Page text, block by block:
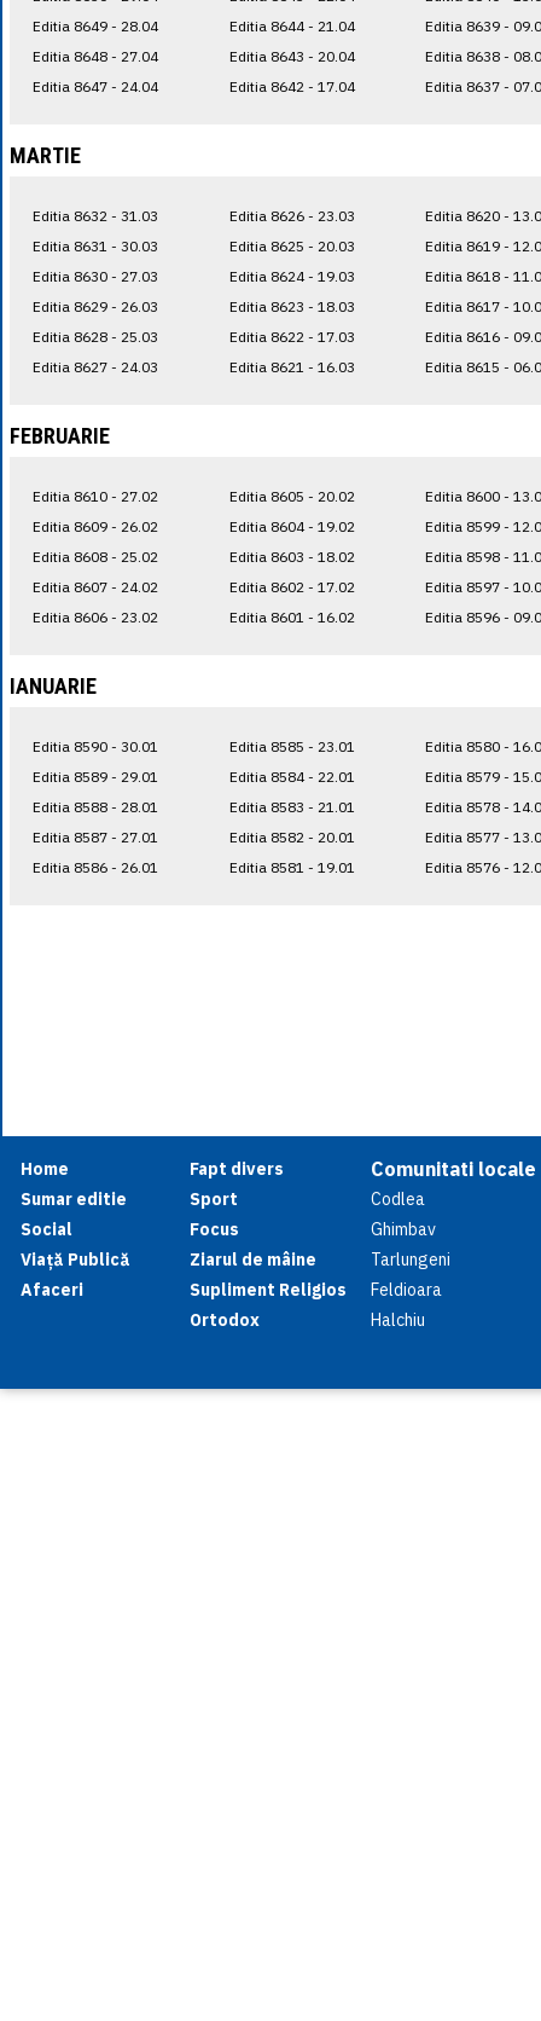
Editia 8649 - 28.04
Editia 8648 - 27.04
Editia 8647 - 24.04
Editia 8644 - 21.04
Editia 8643 - 20.04
Editia 8642 - 17.04
Editia 8639 -
Editia 8638 -
Editia 8637 -
MARTIE
Editia 8632 - 31.03
Editia 8631 - 30.03
Editia 8630 - 27.03
Editia 8629 - 26.03
Editia 8628 - 25.03
Editia 8627 - 24.03
Editia 8626 - 23.03
Editia 8625 - 20.03
Editia 8624 - 19.03
Editia 8623 - 18.03
Editia 8622 - 17.03
Editia 8621 - 16.03
Editia 8620 -
Editia 8619 -
Editia 8618 -
Editia 8617 -
Editia 8616 -
Editia 8615 -
FEBRUARIE
Editia 8610 - 27.02
Editia 8609 - 26.02
Editia 8608 - 25.02
Editia 8607 - 24.02
Editia 8606 - 23.02
Editia 8605 - 20.02
Editia 8604 - 19.02
Editia 8603 - 18.02
Editia 8602 - 17.02
Editia 8601 - 16.02
Editia 8600 -
Editia 8599 -
Editia 8598 -
Editia 8597 -
Editia 8596 -
IANUARIE
Editia 8590 - 30.01
Editia 8589 - 29.01
Editia 8588 - 28.01
Editia 8587 - 27.01
Editia 8586 - 26.01
Editia 8585 - 23.01
Editia 8584 - 22.01
Editia 8583 - 21.01
Editia 8582 - 20.01
Editia 8581 - 19.01
Editia 8580 -
Editia 8579 -
Editia 8578 -
Editia 8577 -
Editia 8576 -
Home
Sumar editie
Social
Viață Publică
Afaceri
Fapt divers
Sport
Focus
Ziarul de mâine
Supliment Religios
Ortodox
Comunitati locale
Codlea
Ghimbav
Tarlungeni
Feldioara
Halchiu